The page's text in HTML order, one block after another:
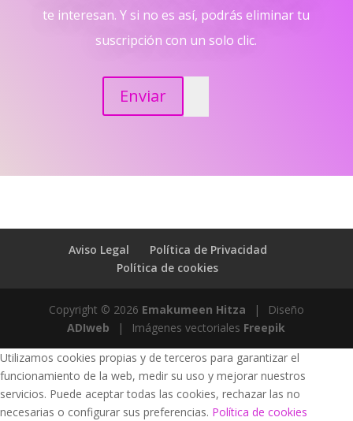
te interesan. Y si no es así, podrás eliminar tu
suscripción con un solo clic.
Enviar
Aviso Legal
Política de Privacidad
Política de cookies
Copyright © 2026 Emakumeen Hitza |
Diseño
ADIweb
| Imágenes vectoriales Freepik
Utilizamos cookies propias y de terceros para garantizar el
funcionamiento de la web, medir su uso y mejorar nuestros
servicios. Puede aceptar todas las cookies, rechazar las no
necesarias o configurar sus preferencias. Política de cookies